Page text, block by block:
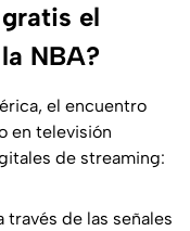
el
NBA?
el encuentro
en televisión
de streaming:
través de las señales